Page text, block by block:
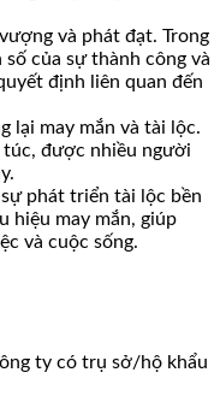
và phát đạt. Trong
của sự thành công và
định liên quan đến
lại may mắn và tài lộc.
túc, được nhiều người
phát triển tài lộc bền
hiệu may mắn, giúp
và cuộc sống.
ty có trụ sở/hộ khẩu